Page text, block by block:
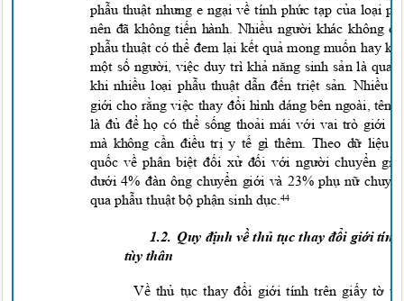
phẫu thuật nhưng e ngại về tính phức tạp của loại
nên đã không tiến hành. Nhiều người khác không
phẫu thuật có thể đem lại kết quả mong muốn hay
một số người, việc duy trì khả năng sinh sản là
khi nhiều loại phẫu thuật dẫn đến triệt sản. Nhiều
giới cho rằng việc thay đổi hình dáng bên ngoài, tên
là đủ để họ có thể sống thoải mái với vai trò giới
mà không cần điều trị y tế gì thêm. Theo dữ liệu
quốc về phân biệt đối xử đối với người chuyển
dưới 4% đàn ông chuyển giới và 23% phụ nữ
qua phẫu thuật bộ phận sinh dục.44
1.2.Quy định về thủ tục thay đổi giới
tùy thân
Về thủ tục thay đổi giới tính trên giấy tờ